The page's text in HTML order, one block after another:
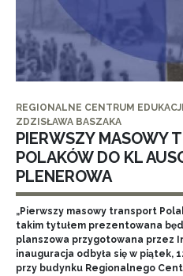
REGIONALNE CENTRUM
ZDZISŁAWA BASZAKA
PIERWSZY MASOWY
POLAKÓW DO KL
PLENEROWA
„Pierwszy masowy transport
takim tytułem prezentowana
planszowa przygotowana przez
inauguracja odbyła się w piątek,
przy budynku Regionalnego